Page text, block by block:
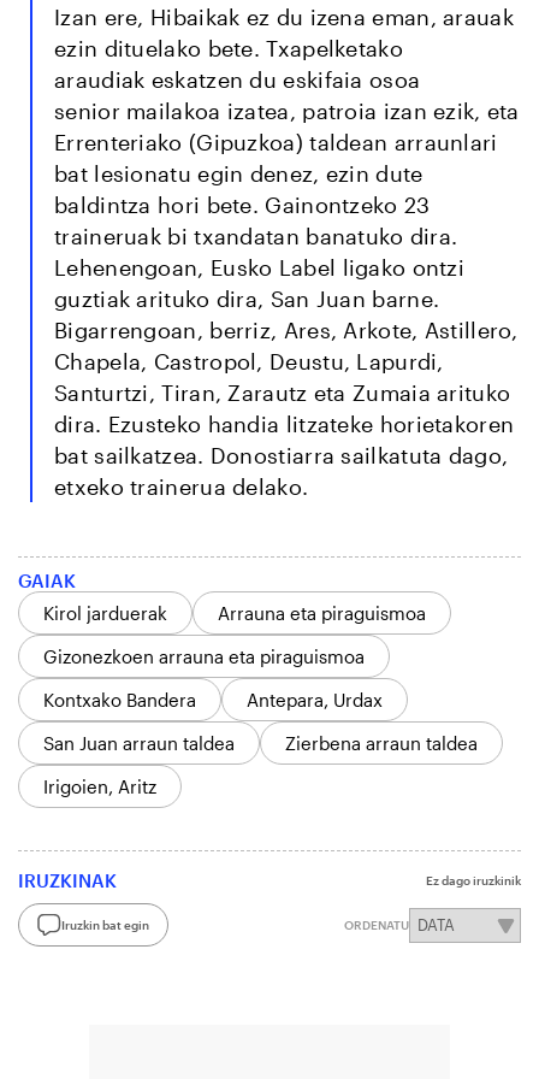
Izan ere, Hibaikak ez du izena eman, arauak
ezin dituelako bete. Txapelketako
araudiak eskatzen du eskifaia osoa
senior mailakoa izatea, patroia izan ezik, eta
Errenteriako (Gipuzkoa) taldean arraunlari
bat lesionatu egin denez, ezin dute
baldintza hori bete. Gainontzeko 23
traineruak bi txandatan banatuko dira.
Lehenengoan, Eusko Label ligako ontzi
guztiak arituko dira, San Juan barne.
Bigarrengoan, berriz, Ares, Arkote, Astillero,
Chapela, Castropol, Deustu, Lapurdi,
Santurtzi, Tiran, Zarautz eta Zumaia arituko
dira. Ezusteko handia litzateke horietakoren
bat sailkatzea. Donostiarra sailkatuta dago,
etxeko trainerua delako.
GAIAK
Kirol jarduerak
Arrauna eta piraguismoa
Gizonezkoen arrauna eta piraguismoa
Kontxako Bandera
Antepara, Urdax
San Juan arraun taldea
Zierbena arraun taldea
Irigoien, Aritz
IRUZKINAK Ez dago iruzkinik
Iruzkin bat egin ORDENATU